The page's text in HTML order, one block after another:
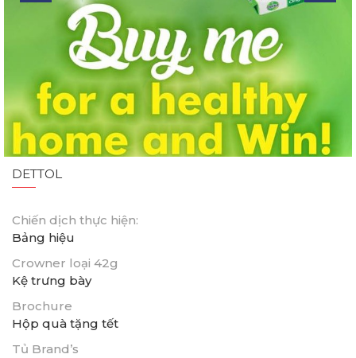
DETTOL
Chiến dịch thực hiện:
Bảng hiệu
Crowner loại 42g
Kệ trưng bày
Brochure
Hộp quà tặng tết
Tủ Brand’s